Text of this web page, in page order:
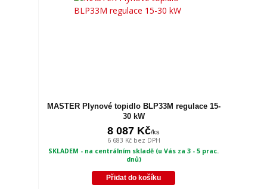
MASTER Plynové topidlo BLP33M regulace 15-
30 kW
8 087 Kč/ks
6 683 Kč bez DPH
SKLADEM - na centrálním skladě (u Vás za 3 - 5 prac.
dnů)
Přidat do košíku